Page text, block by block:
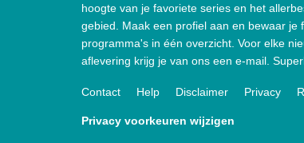
hoogte van je favoriete series en het
gebied. Maak een profiel aan en bewaar je
programma's in één overzicht. Voor elke
aflevering krijg je van ons een e-mail.
Contact Help Disclaimer Privacy
Privacy voorkeuren wijzigen